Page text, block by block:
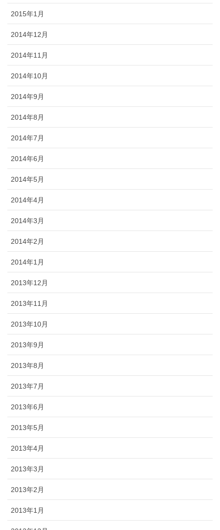
2015年1月
2014年12月
2014年11月
2014年10月
2014年9月
2014年8月
2014年7月
2014年6月
2014年5月
2014年4月
2014年3月
2014年2月
2014年1月
2013年12月
2013年11月
2013年10月
2013年9月
2013年8月
2013年7月
2013年6月
2013年5月
2013年4月
2013年3月
2013年2月
2013年1月